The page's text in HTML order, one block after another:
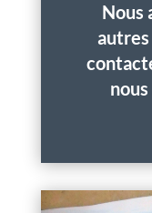
Nous
autres